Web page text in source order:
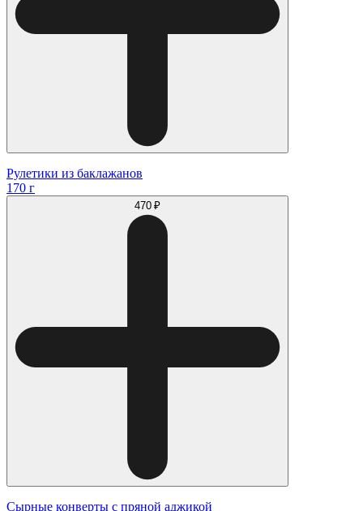
Рулетики из баклажанов
170 г
470 ₽
Сырные конверты с пряной аджикой